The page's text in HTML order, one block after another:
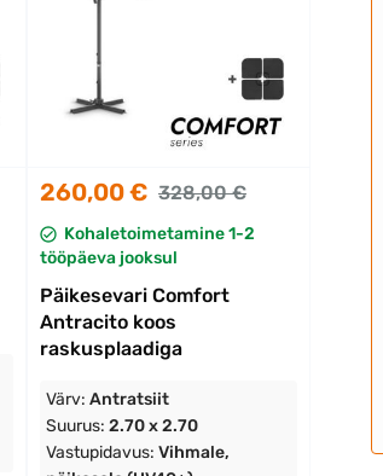
260,00 € 328,00 €
Kohaletoimetamine 1-2
tööpäeva jooksul
Päikesevari Comfort
Antracito koos
raskusplaadiga
Värv: Antratsiit
Suurus: 2.70 x 2.70
Vastupidavus: Vihmale,